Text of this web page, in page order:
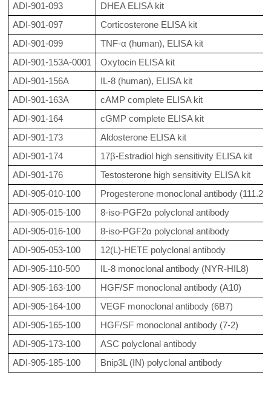
ADI-901-093
DHEA ELISA kit
ADI-901-097
Corticosterone ELISA kit
ADI-901-099
TNF-α (human), ELISA kit
ADI-901-153A-0001
Oxytocin ELISA kit
ADI-901-156A
IL-8 (human), ELISA kit
ADI-901-163A
cAMP complete ELISA kit
ADI-901-164
cGMP complete ELISA kit
ADI-901-173
Aldosterone ELISA kit
ADI-901-174
17β-Estradiol high sensitivity ELISA kit
ADI-901-176
Testosterone high sensitivity ELISA kit
ADI-905-010-100
Progesterone monoclonal antibody
ADI-905-015-100
8-iso-PGF2α polyclonal antibody
ADI-905-016-100
8-iso-PGF2α polyclonal antibody
ADI-905-053-100
12(L)-HETE polyclonal antibody
ADI-905-110-500
IL-8 monoclonal antibody (NYR-HIL8)
ADI-905-163-100
HGF/SF monoclonal antibody (A10)
ADI-905-164-100
VEGF monoclonal antibody (6B7)
ADI-905-165-100
HGF/SF monoclonal antibody (7-2)
ADI-905-173-100
ASC polyclonal antibody
ADI-905-185-100
Bnip3L (IN) polyclonal antibody